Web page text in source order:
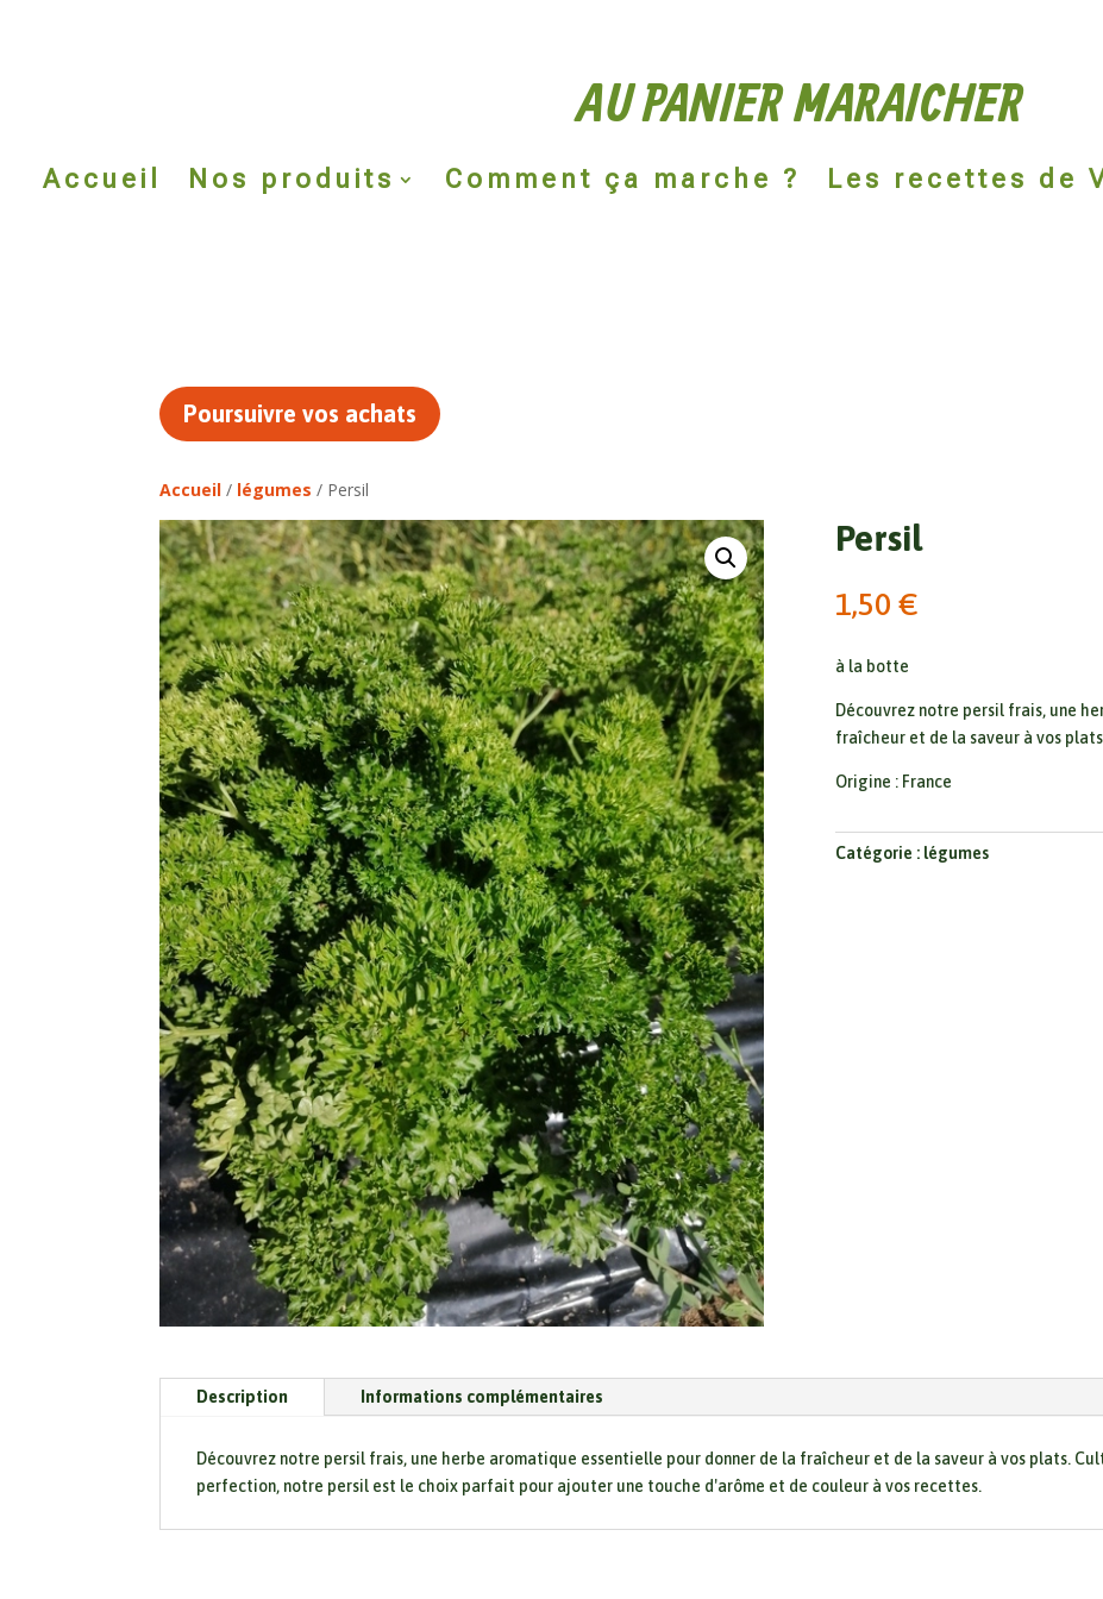
AU PANIER MARAICHER
Accueil Nos produits Comment ça marche ? Les recettes de
Poursuivre vos achats
Accueil / légumes / Persil
Persil
1,50 €
à la botte
Découvrez notre persil frais, une
fraîcheur et de la saveur à vos plats
Origine : France
Catégorie : légumes
Description Informations complémentaires
Découvrez notre persil frais, une herbe aromatique essentielle pour donner de la fraîcheur et de la saveur à vos plats.
perfection, notre persil est le choix parfait pour ajouter une touche d'arôme et de couleur à vos recettes.